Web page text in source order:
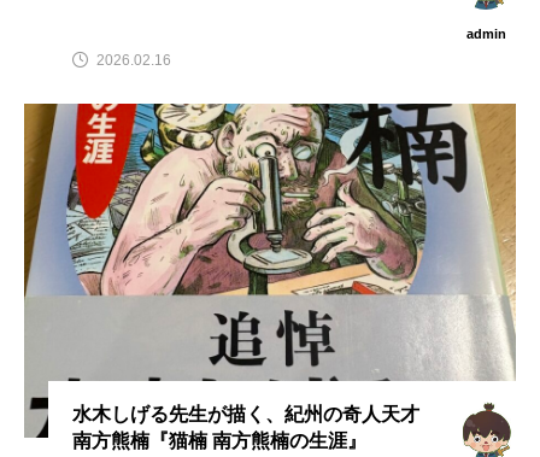
admin
2026.02.16
水木しげる先生が描く、紀州の奇人天才
南方熊楠『猫楠 南方熊楠の生涯』